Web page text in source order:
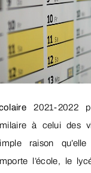
2021-2022
à celui des
raison
l’école, le